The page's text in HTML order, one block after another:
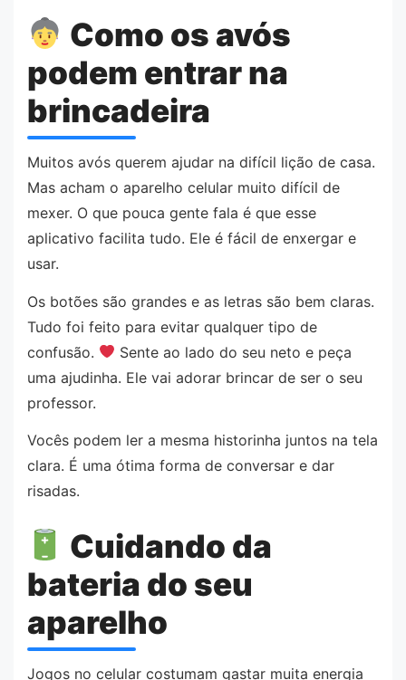
Como os avós
podem entrar na
brincadeira
Muitos avós querem ajudar na difícil lição de casa.
Mas acham o aparelho celular muito difícil de
mexer. O que pouca gente fala é que esse
aplicativo facilita tudo. Ele é fácil de enxergar e
usar.
Os botões são grandes e as letras são bem claras.
Tudo foi feito para evitar qualquer tipo de
confusão.
Sente ao lado do seu neto e peça
uma ajudinha. Ele vai adorar brincar de ser o seu
professor.
Vocês podem ler a mesma historinha juntos na tela
clara. É uma ótima forma de conversar e dar
risadas.
Cuidando da
bateria do seu
aparelho
Jogos no celular costumam gastar muita energia